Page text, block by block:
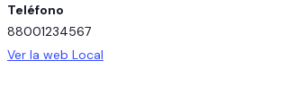
Teléfono
88001234567
Ver la web Local